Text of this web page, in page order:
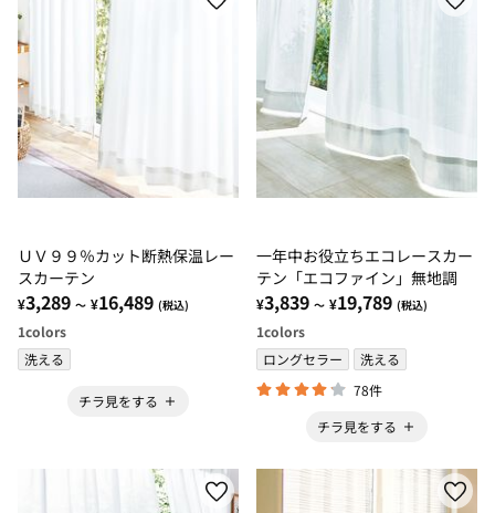
ＵＶ９９％カット断熱保温レー
スカーテン
¥3,289 ～ ¥16,489 (税込)
1colors
洗える
チラ見をする
一年中お役立ちエコレースカー
テン「エコファイン」無地調
¥3,839 ～ ¥19,789 (税込)
1colors
ロングセラー
洗える
78件
チラ見をする